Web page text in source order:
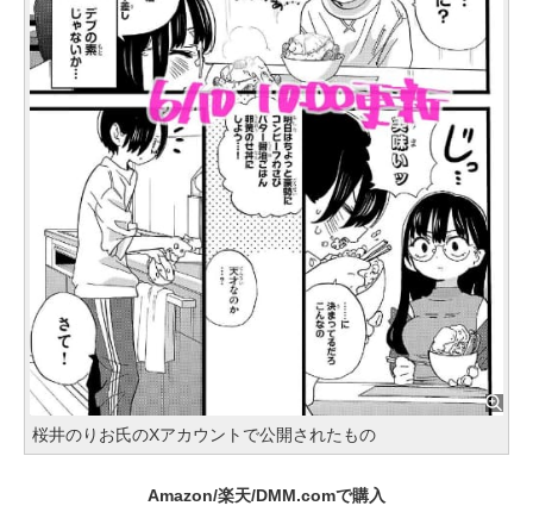
桜井のりお氏のXアカウントで公開されたもの
Amazon/楽天/DMM.comで購入